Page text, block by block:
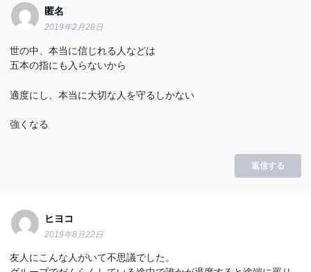
匿名
2019年2月28日
世の中、本当に信じれる人などは
五本の指にも入らないから
適度にし、本当に大切な人を守るしかない
強くなる
返信する
ヒヨコ
2019年8月22日
友人にこんな人がいて不思議でした。